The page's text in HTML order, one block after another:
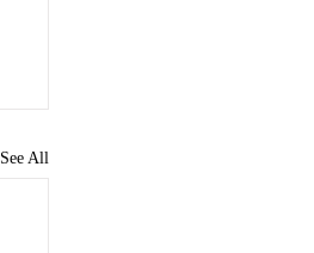
See All